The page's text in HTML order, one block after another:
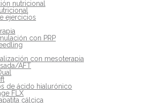
nutricional
ejercicios
con PRP
con mesoterapia
AFT
de ácido hialurónico
FLX
cálcica